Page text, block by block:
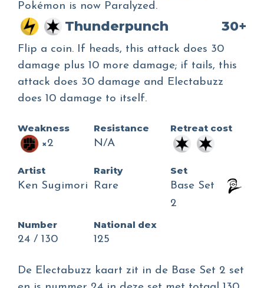
Pokémon is now Paralyzed.
Thunderpunch 30+
Flip a coin. If heads, this attack does 30
damage plus 10 more damage; if tails, this
attack does 30 damage and Electabuzz
does 10 damage to itself.
Weakness
×2
Resistance
N/A
Retreat cost
Artist
Ken Sugimori
Rarity
Rare
Set
Base Set
2
Number
24 / 130
National dex
125
De Electabuzz kaart zit in de Base Set 2 set